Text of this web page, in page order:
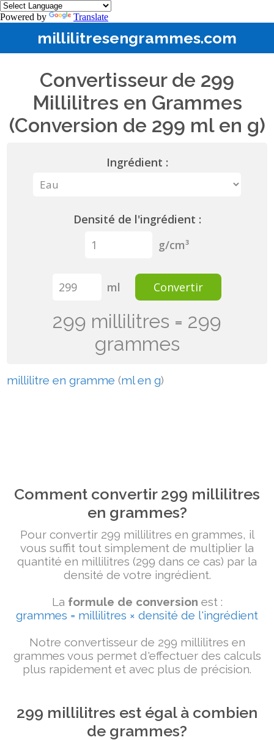
Powered by Translate
millilitresengrammes.com
Convertisseur de 299
Millilitres en Grammes
(Conversion de 299 ml en g)
Ingrédient :
Densité de l'ingrédient :
g/cm³
ml Convertir
299 millilitres = 299
grammes
millilitre en gramme (ml en g)
Comment convertir 299 millilitres
en grammes?
Pour convertir 299 millilitres en grammes, il
vous suffit tout simplement de multiplier la
quantité en millilitres (299 dans ce cas) par la
densité de votre ingrédient.
La formule de conversion est :
grammes = millilitres × densité de l'ingrédient
Notre convertisseur de 299 millilitres en
grammes vous permet d'effectuer des calculs
plus rapidement et avec plus de précision.
299 millilitres est égal à combien
de grammes?